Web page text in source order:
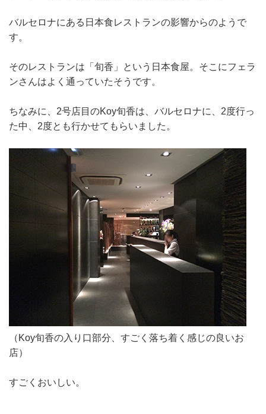
バルセロナにある日本食レストランの影響からのようで
す。
そのレストランは「旬香」という日本食屋。そこにフェラ
ンさんはよく通っていたそうです。
ちなみに、2号店目のKoy旬香は、バルセロナに、2度行っ
た中、2度とも行かせてもらいました。
（Koy旬香の入り口部分、すごく落ち着く感じの良いお
店）
すごくおいしい。